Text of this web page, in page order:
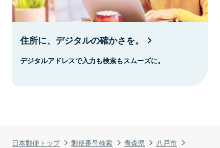
日本郵便トップ 郵便番号検索 青森県
八戸市
住所に、デジタルの確かさを。
デジタルアドレスで入力も検索もスムーズに。